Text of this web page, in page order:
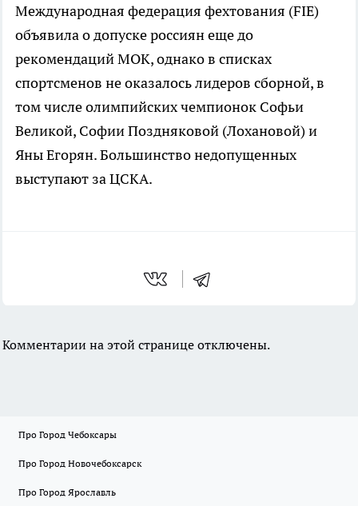
Международная федерация фехтования (FIE)
объявила о допуске россиян еще до
рекомендаций МОК, однако в списках
спортсменов не оказалось лидеров сборной, в
том числе олимпийских чемпионок Софьи
Великой, Софии Поздняковой (Лохановой) и
Яны Егорян. Большинство недопущенных
выступают за ЦСКА.
Комментарии на этой странице отключены.
Про Город Чебоксары
Про Город Новочебоксарск
Про Город Ярославль